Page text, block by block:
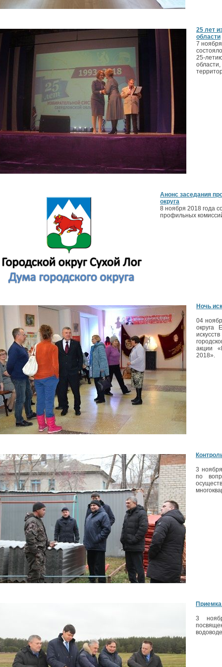
25 лет
области
7
25-
Анонс заседания
округа
8 ноября 2018 года
профильных
Ночь
04
округа
акции
2018».
3
по
3